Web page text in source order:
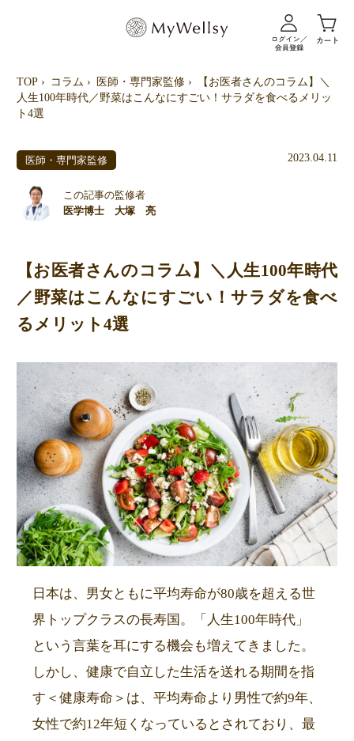
TOP コラム 医師・専門家監修
【お医者さんのコラム】＼
人生100年時代／野菜はこんなにすごい！サラダを食べるメリッ
ト4選
医師・専門家監修
この記事の監修者
医学博士 大塚 亮
2023.04.11
【お医者さんのコラム】＼人生100年時代
／野菜はこんなにすごい！サラダを食べ
るメリット4選
日本は、男女ともに平均寿命が80歳を超える世
界トップクラスの長寿国。「人生100年時代」
という言葉を耳にする機会も増えてきました。
しかし、健康で自立した生活を送れる期間を指
す＜健康寿命＞は、平均寿命より男性で約9年、
女性で約12年短くなっているとされており、最